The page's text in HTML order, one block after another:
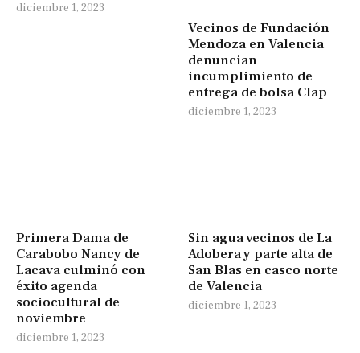
diciembre 1, 2023
Vecinos de Fundación
Mendoza en Valencia
denuncian
incumplimiento de
entrega de bolsa Clap
diciembre 1, 2023
Primera Dama de
Carabobo Nancy de
Lacava culminó con
éxito agenda
sociocultural de
noviembre
diciembre 1, 2023
Sin agua vecinos de La
Adobera y parte alta de
San Blas en casco norte
de Valencia
diciembre 1, 2023